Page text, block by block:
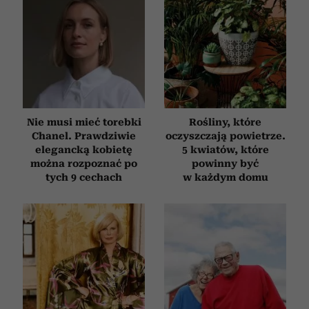
Nie musi mieć torebki
Chanel. Prawdziwie
elegancką kobietę
można rozpoznać po
tych 9 cechach
Rośliny, które
oczyszczają powietrze.
5 kwiatów, które
powinny być
w każdym domu